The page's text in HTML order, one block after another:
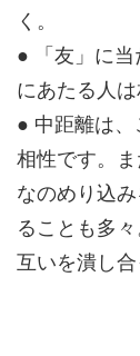
く。
● 「友」に当
にあたる人
● 中距離は
相性です。
なのめり込
ることも多
互いを潰し合